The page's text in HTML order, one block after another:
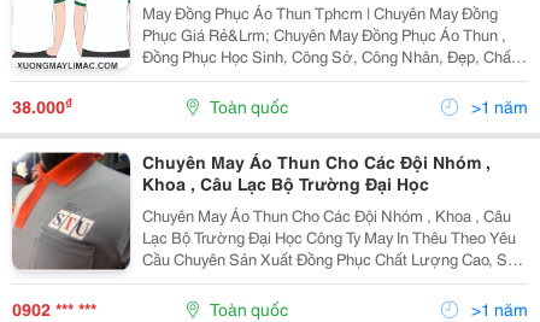
May Đồng Phục Áo Thun Tphcm | Chuyên May Đồng
Phục Giá Rẻ&Lrm; Chuyên May Đồng Phục Áo Thun ,
Đồng Phục Học Sinh, Công Sở, Công Nhân, Đẹp, Chất
Liệu Tốt. Đảm Bảo Hàng Chất Lượng Tốt Giá Thành Ổn
Định. Chất Liệu Tốt, Chất Lượng. Giá Thành Cạnh...
38.000₫ Toàn quốc >1 năm
Chuyên May Áo Thun Cho Các Đội Nhóm ,
Khoa , Câu Lạc Bộ Trường Đại Học
Chuyên May Áo Thun Cho Các Đội Nhóm , Khoa , Câu
Lạc Bộ Trường Đại Học Công Ty May In Thêu Theo Yêu
Cầu Chuyên Sản Xuất Đồng Phục Chất Lượng Cao, Số
Lượng Từ 10 Chuyên May In Áo Thun Theo Yêu Cầu
Các Loại, Từ Loại Rẻ No.1 Đến Cao Cấp Nhất. Cam Kết
0902 *** *** Toàn quốc >1 năm